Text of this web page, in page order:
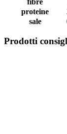
fibre
proteine
sale
Prodotti